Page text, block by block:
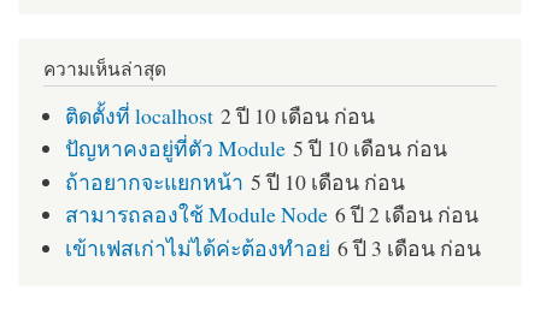
ความเห็นล่าสุด
ติดตั้งที่ localhost 2 ปี 10 เดือน ก่อน
ปัญหาคงอยู่ที่ตัว Module 5 ปี 10 เดือน ก่อน
ถ้าอยากจะแยกหน้า 5 ปี 10 เดือน ก่อน
สามารถลองใช้ Module Node 6 ปี 2 เดือน ก่อน
เข้าเฟสเก่าไม่ได้ค่ะต้องทำอย่ 6 ปี 3 เดือน ก่อน